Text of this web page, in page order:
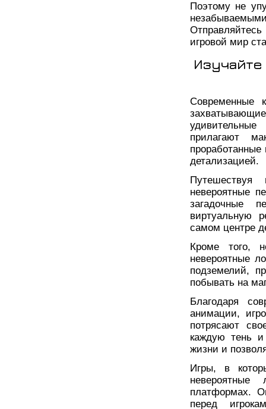
Поэтому не
игровой мир
Современные
прилагают
проработанные
детализацией.
невероятные
загадочные
виртуальную
самом центре
Кроме того,
невероятные
подземелий,
побывать на
Благодаря
анимации,
потрясают
каждую тень
жизни и
Игры, в
невероятные
платформах.
перед